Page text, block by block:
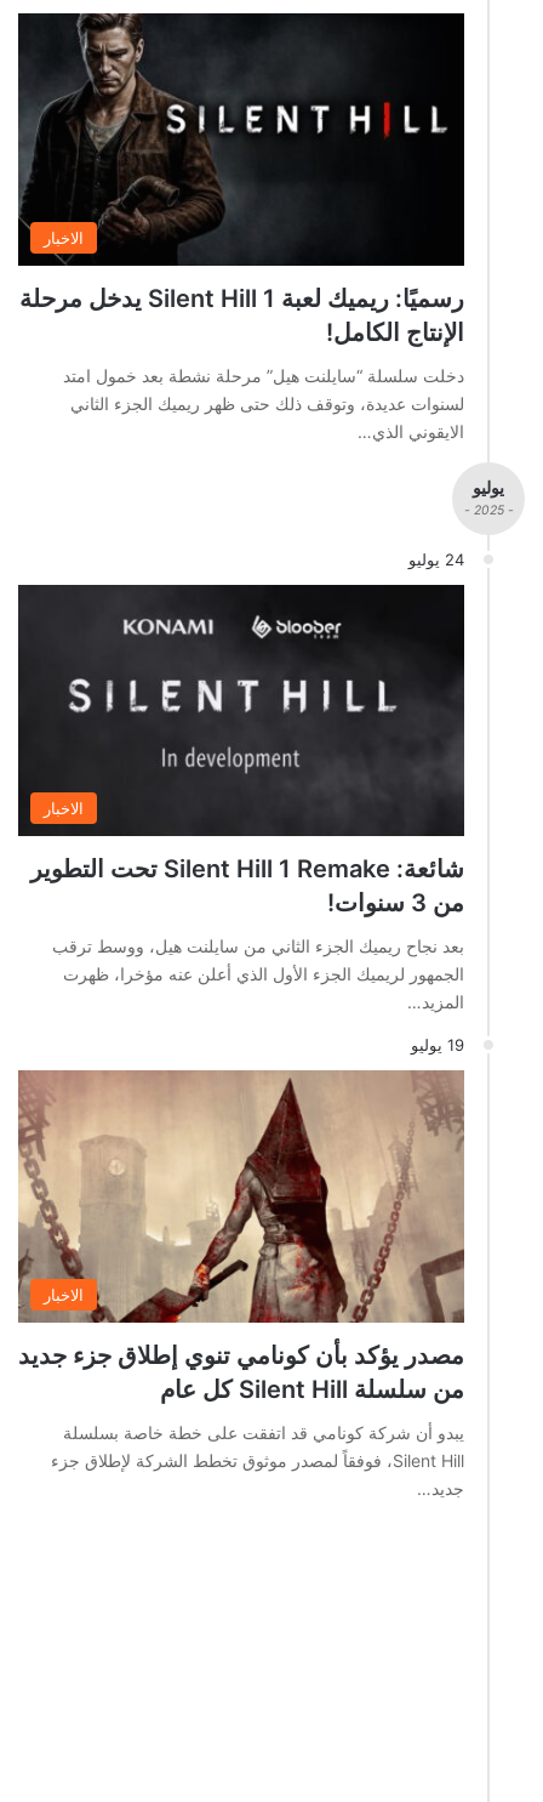
الاخبار
رسميًا: ريميك لعبة Silent Hill 1 يدخل مرحلة
الإنتاج الكامل!
دخلت سلسلة “سايلنت هيل” مرحلة نشطة بعد خمول امتد
لسنوات عديدة، وتوقف ذلك حتى ظهر ريميك الجزء الثاني
الايقوني الذي…
يوليو
- 2025 -
24 يوليو
الاخبار
شائعة: Silent Hill 1 Remake تحت التطوير
من 3 سنوات!
بعد نجاح ريميك الجزء الثاني من سايلنت هيل، ووسط ترقب
الجمهور لريميك الجزء الأول الذي أعلن عنه مؤخرا، ظهرت
المزيد…
19 يوليو
الاخبار
مصدر يؤكد بأن كونامي تنوي إطلاق جزء جديد
من سلسلة Silent Hill كل عام
يبدو أن شركة كونامي قد اتفقت على خطة خاصة بسلسلة
Silent Hill، فوفقاً لمصدر موثوق تخطط الشركة لإطلاق جزء
جديد…